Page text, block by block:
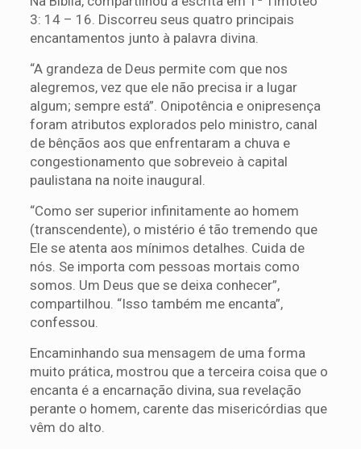
3: 14 – 16. Discorreu seus quatro principais
encantamentos junto à palavra divina.
“A grandeza de Deus permite com que nos
alegremos, vez que ele não precisa ir a lugar
algum; sempre está”. Onipotência e onipresença
foram atributos explorados pelo ministro, canal
de bênçãos aos que enfrentaram a chuva e
congestionamento que sobreveio à capital
paulistana na noite inaugural.
“Como ser superior infinitamente ao homem
(transcendente), o mistério é tão tremendo que
Ele se atenta aos mínimos detalhes. Cuida de
nós. Se importa com pessoas mortais como
somos. Um Deus que se deixa conhecer”,
compartilhou. “Isso também me encanta”,
confessou.
Encaminhando sua mensagem de uma forma
muito prática, mostrou que a terceira coisa que o
encanta é a encarnação divina, sua revelação
perante o homem, carente das misericórdias que
vêm do alto.